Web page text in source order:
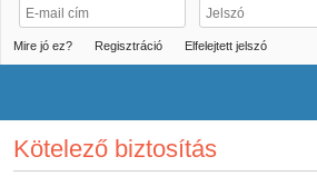
Mire jó ez? Regisztráció Elfelejtett jelszó
Kötelező biztosítás